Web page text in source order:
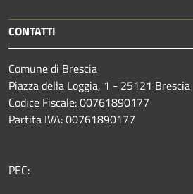
CONTATTI
Comune di Brescia
Piazza della Loggia, 1 - 25121 Brescia
Codice Fiscale: 00761890177
Partita IVA: 00761890177
PEC: